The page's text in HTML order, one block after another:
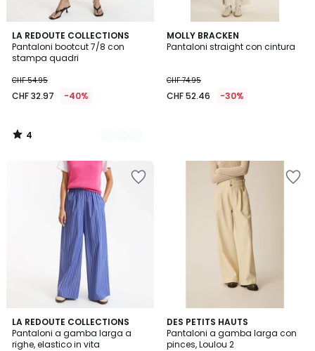
LA REDOUTE COLLECTIONS
Pantaloni bootcut 7/8 con
stampa quadri
32.97
invece
CHF
54.95
CHF 54.95
CHF 32.97 -40%
4
/
5
2
Colori
4
/
MOLLY BRACKEN
Pantaloni straight con cintura
CHF 74.95
CHF 52.46 -30%
LA REDOUTE COLLECTIONS
Pantaloni a gamba larga a
righe, elastico in vita
3.5
/ 5
DES PETITS HAUTS
Pantaloni a gamba larga con
pinces, Loulou 2